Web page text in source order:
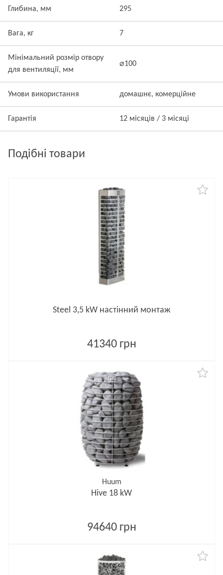
Глибина, мм 295
Вага, кг 7
Мінімальний розмір отвору
для вентиляції, мм
⌀100
Умови використання домашнє, комерційне
Гарантія 12 місяців / 3 місяці
Подібні товари
Steel 3,5 kW настінний монтаж
41340 грн
Huum
Hive 18 kW
94640 грн